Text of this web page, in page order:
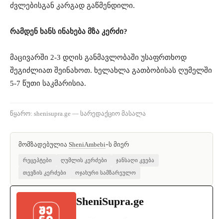
ძვლებისგან კარგად გაწმენდილი.
რამდენ ხანს ინახება მზა კერძი?
მაცივარში 2-3 დღის განმავლობაში უსაფრთხოდ
შეგიძლიათ შეინახოთ. ხელახლა გათბობისას ღუმელში
5-7 წუთი საკმარისია.
წყარო: shenisupra.ge — სარედაქციო მასალა
მომზადებულია SheniAmbebi-ს მიერ
რეცეპტები ღუმლის კერძები
ჯანსაღი კვება
თევზის კერძები
ოჯახური სამზარეულო
SheniSupra.ge